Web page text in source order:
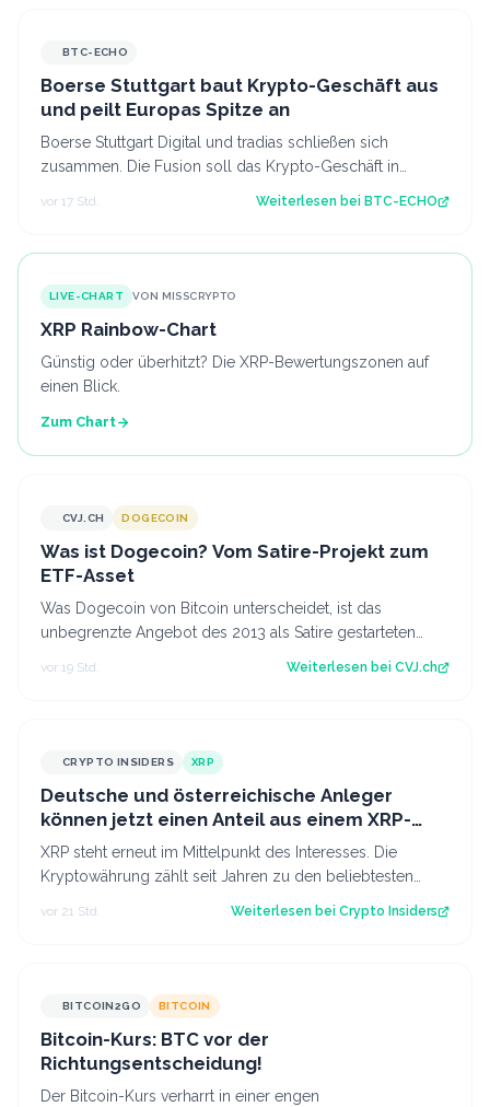
BTC-ECHO
Boerse Stuttgart baut Krypto-Geschäft aus
und peilt Europas Spitze an
Boerse Stuttgart Digital und tradias schließen sich
zusammen. Die Fusion soll das Krypto-Geschäft in
vor 17 Std. Weiterlesen bei BTC-ECHO
LIVE-CHART VON MISSCRYPTO
XRP Rainbow-Chart
Günstig oder überhitzt? Die XRP-Bewertungszonen auf
einen Blick.
Zum Chart
CVJ.CHCVJ.CH DOGECOIN
Was ist Dogecoin? Vom Satire-Projekt zum
ETF-Asset
Was Dogecoin von Bitcoin unterscheidet, ist das
unbegrenzte Angebot des 2013 als Satire gestarteten
vor 19 Std. Weiterlesen bei CVJ.ch
CRYPTO INSIDERS XRP
Deutsche und österreichische Anleger
können jetzt einen Anteil aus einem XRP-
Topf im Wert von 190.000 € sichern
XRP steht erneut im Mittelpunkt des Interesses. Die
Kryptowährung zählt seit Jahren zu den beliebtesten
vor 21 Std. Weiterlesen bei Crypto Insiders
BITCOIN2GO BITCOIN
Bitcoin-Kurs: BTC vor der
Richtungsentscheidung!
Der Bitcoin-Kurs verharrt in einer engen